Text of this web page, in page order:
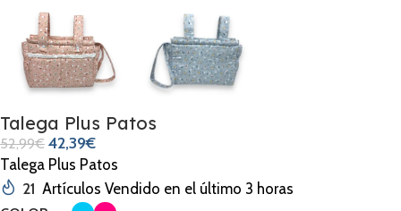
Talega Plus Patos
52,99€ 42,39€
Talega Plus Patos
21 Artículos Vendido en el último 3 horas